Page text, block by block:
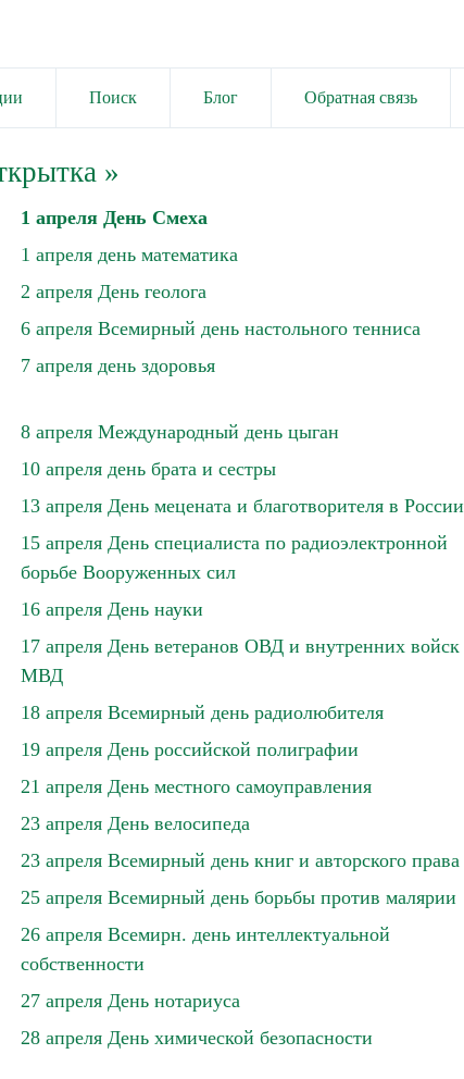
Поиск Блог Обратная связь
»
1 апреля День Смеха
1 апреля день математика
2 апреля День геолога
6 апреля Всемирный день настольного тенниса
7 апреля день здоровья
8 апреля Международный день цыган
10 апреля день брата и сестры
13 апреля День мецената и благотворителя в России
15 апреля День специалиста по радиоэлектронной
борьбе Вооруженных сил
16 апреля День науки
17 апреля День ветеранов ОВД и внутренних войск
МВД
18 апреля Всемирный день радиолюбителя
19 апреля День российской полиграфии
21 апреля День местного самоуправления
23 апреля День велосипеда
23 апреля Всемирный день книг и авторского права
25 апреля Всемирный день борьбы против малярии
26 апреля Всемирн. день интеллектуальной
собственности
27 апреля День нотариуса
28 апреля День химической безопасности